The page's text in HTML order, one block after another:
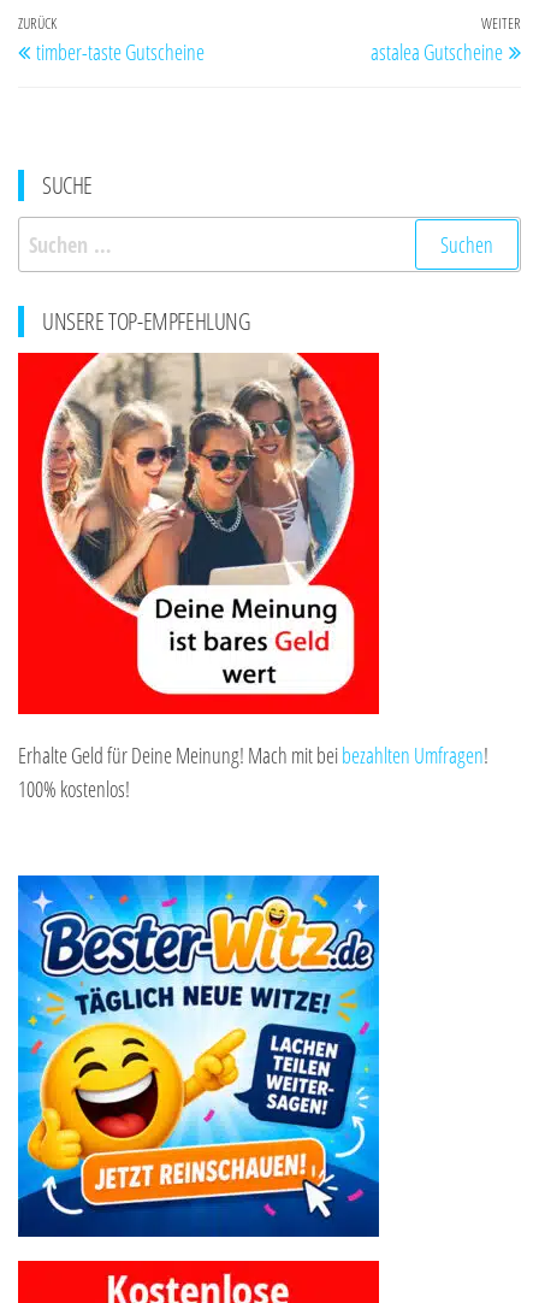
Beitragsnavigation
Vorheriger
Beitrag
ZURÜCK
timber-taste Gutscheine
WEITER
astalea Gutscheine
SUCHE
Suchen
nach:
UNSERE TOP-EMPFEHLUNG
Erhalte Geld für Deine Meinung! Mach mit beibezahlten Umfragen!
100% kostenlos!